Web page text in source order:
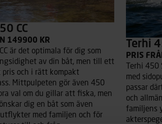
CC
149900 KR
är det optimala för dig som
av din båt, men till ett
och i rätt kompakt
Mittpulpeten gör även 450
val om du gillar att fiska, men
dig en båt som även
med familjen och för
Terhi
PRIS
Terhi
med
passar
och
familjens